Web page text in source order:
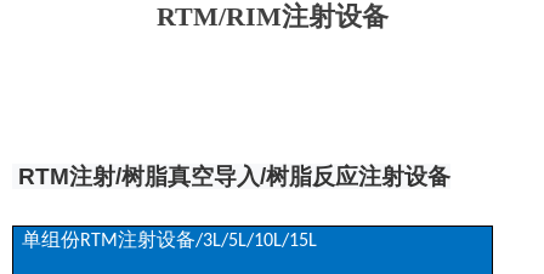
RTM/RIM注射设备
RTM注射/树脂真空导入/树脂反应注射设备
单组份RTM注射设备/3L/5L/10L/15L